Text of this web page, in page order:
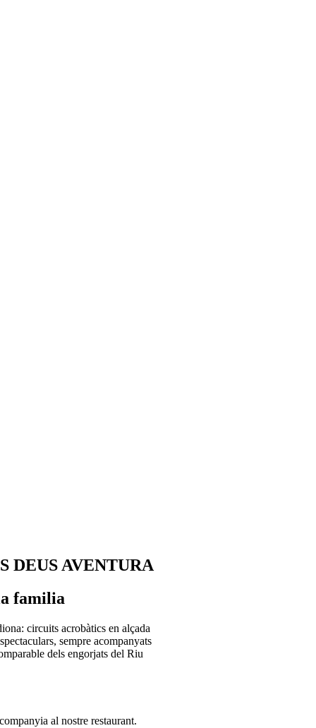
DEUS AVENTURA
familia
circuits acrobàtics en alçada
sempre acompanyats
dels engorjats del Riu
al nostre restaurant.